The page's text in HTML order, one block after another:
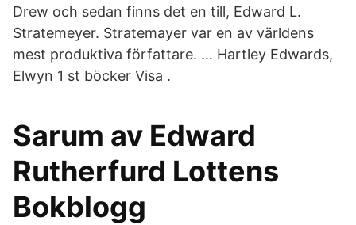
Drew och sedan finns det en till, Edward L.
Stratemeyer. Stratemayer var en av världens
mest produktiva författare. … Hartley Edwards,
Elwyn 1 st böcker Visa .
Sarum av Edward
Rutherfurd Lottens
Bokblogg